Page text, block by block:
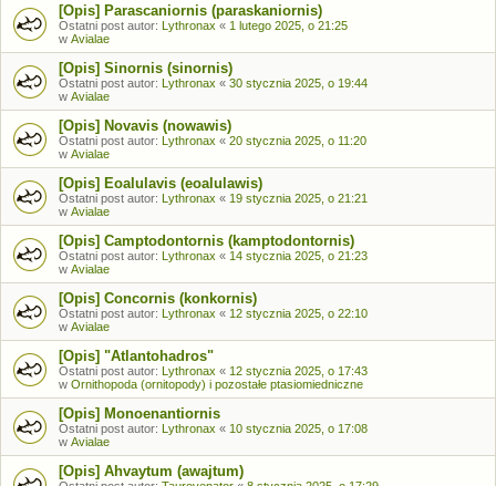
[Opis] Parascaniornis (paraskaniornis)
Ostatni post autor: Lythronax « 1 lutego 2025, o 21:25
w Avialae
[Opis] Sinornis (sinornis)
Ostatni post autor: Lythronax « 30 stycznia 2025, o 19:44
w Avialae
[Opis] Novavis (nowawis)
Ostatni post autor: Lythronax « 20 stycznia 2025, o 11:20
w Avialae
[Opis] Eoalulavis (eoalulawis)
Ostatni post autor: Lythronax « 19 stycznia 2025, o 21:21
w Avialae
[Opis] Camptodontornis (kamptodontornis)
Ostatni post autor: Lythronax « 14 stycznia 2025, o 21:23
w Avialae
[Opis] Concornis (konkornis)
Ostatni post autor: Lythronax « 12 stycznia 2025, o 22:10
w Avialae
[Opis] "Atlantohadros"
Ostatni post autor: Lythronax « 12 stycznia 2025, o 17:43
w Ornithopoda (ornitopody) i pozostałe ptasiomiedniczne
[Opis] Monoenantiornis
Ostatni post autor: Lythronax « 10 stycznia 2025, o 17:08
w Avialae
[Opis] Ahvaytum (awajtum)